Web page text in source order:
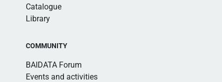
Catalogue
Library
COMMUNITY
BAIDATA Forum
Events and activities